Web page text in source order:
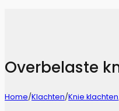
Overbelaste
Home/Klachten/Knie klachten